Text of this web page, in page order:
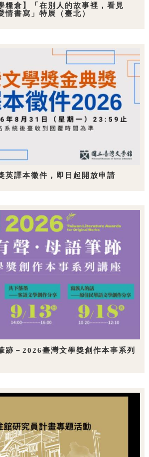
糧倉】「在別人的故事裡，看見
情書寫」特展（臺北）
英譯本徵件，即日起開放申請
跡－2026臺灣文學獎創作本事系列